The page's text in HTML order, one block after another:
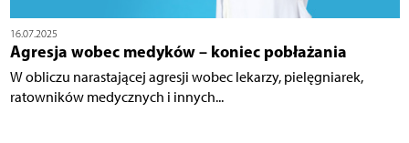
16.07.2025
Agresja wobec medyków – koniec pobłażania
W obliczu narastającej agresji wobec lekarzy, pielęgniarek,
ratowników medycznych i innych...